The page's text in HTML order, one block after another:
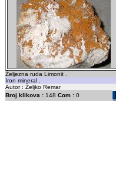
Željezna ruda Limonit .
Iron mineral .
Autor : Željko Remar
Broj klikova :148 Com :0